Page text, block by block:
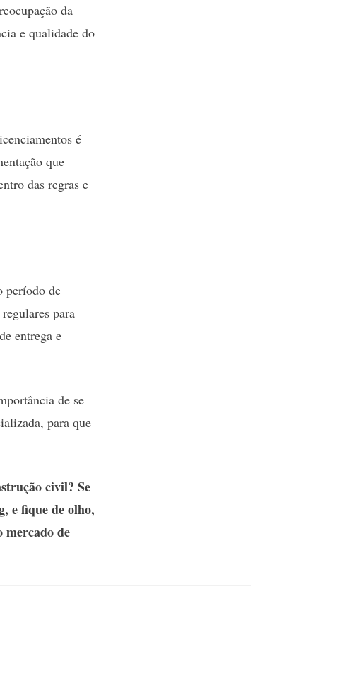
da
e qualidade do
é
que
das regras e
período de
para
entrega e
de se
para que
civil? Se
e fique de olho,
mercado de